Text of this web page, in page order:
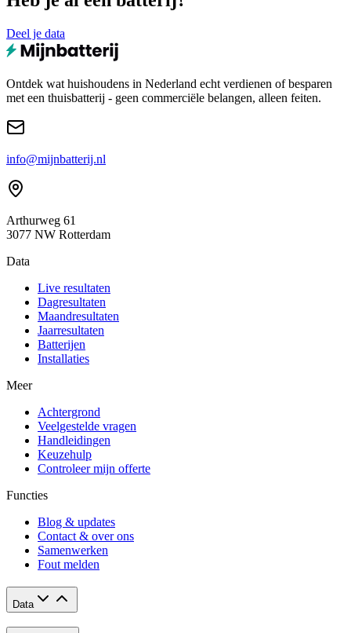
Deel je data
Ontdek wat huishoudens in Nederland echt verdienen of besparen
met een thuisbatterij - geen commerciële belangen, alleen feiten.
info@mijnbatterij.nl
Arthurweg 61
3077 NW Rotterdam
Data
Live resultaten
Dagresultaten
Maandresultaten
Jaarresultaten
Batterijen
Installaties
Meer
Achtergrond
Veelgestelde vragen
Handleidingen
Keuzehulp
Controleer mijn offerte
Functies
Blog & updates
Contact & over ons
Samenwerken
Fout melden
Data